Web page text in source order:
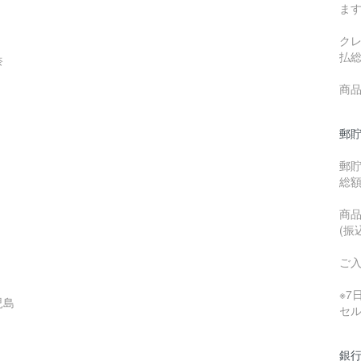
ま
ク
払
商
郵
郵
総
商
(振
ご
※7
セ
銀